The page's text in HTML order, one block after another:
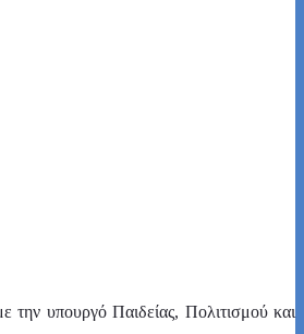
την υπουργό Παιδείας, Πολιτισμού και